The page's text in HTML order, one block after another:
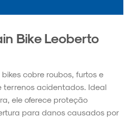
Bike Leoberto
cobre roubos, furtos e
acidentados. Ideal
ele oferece proteção
para danos causados por